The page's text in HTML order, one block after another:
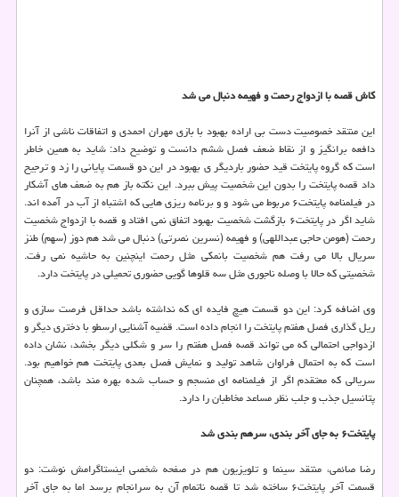
کاش قصه با ازدواج رحمت و فهیمه دنبال می شد
این منتقد خصوصیت دست بی اراده بهبود با بازی مهران احمدی و اتفاقات ناشی از آنرا
دافعه برانگیز و از نقاط ضعف فصل ششم دانست و توضیح داد: شاید به همین خاطر
است که گروه پایتخت قید حضور باردیگر ی بهبود در این دو قسمت پایانی را زد و ترجیح
داد قصه پایتخت را بدون این شخصیت پیش ببرد. این نکته باز هم به ضعف های آشکار
در فیلمنامه پایتخت۶ مربوط می شود و و برنامه ریزی هایی که اشتباه از آب در آمده اند.
شاید اگر در پایتخت۶ بازگشت شخصیت بهبود اتفاق نمی افتاد و قصه با ازدواج شخصیت
رحمت (هومن حاجی عبداللهی) و فهیمه (نسرین نصرتی) دنبال می شد هم دوز (سهم) طنز
سریال بالا می رفت هم شخصیت بانمکی مثل رحمت اینچنین به حاشیه نمی رفت.
شخصیتی که حالا با وصله ناجوری مثل سه قلوها گویی حضوری تحمیلی در پایتخت دارد.
وی اضافه کرد: این دو قسمت هیچ فایده ای که نداشته باشد حداقل فرصت سازی و
ریل گذاری فصل هفتم پایتخت را انجام داده است. قضیه آشنایی ارسطو با دختری دیگر و
ازدواجی احتمالی که می تواند قصه فصل هفتم را سر و شکلی دیگر بخشد، نشان داده
است که به احتمال فراوان شاهد تولید و نمایش فصل بعدی پایتخت هم خواهیم بود.
سریالی که معتقدم اگر از فیلمنامه ای منسجم و حساب شده بهره مند باشد، همچنان
پتانسیل جذب و جلب نظر مساعد مخاطبان را دارد.
پایتخت۶ به جای آخر بندی، سرهم بندی شد
رضا صائمی، منتقد سینما و تلویزیون هم در صفحه شخصی اینستاگرامش نوشت: دو
قسمت آخر پایتخت۶ ساخته شد تا قصه ناتمام آن به سرانجام برسد اما به جای آخر